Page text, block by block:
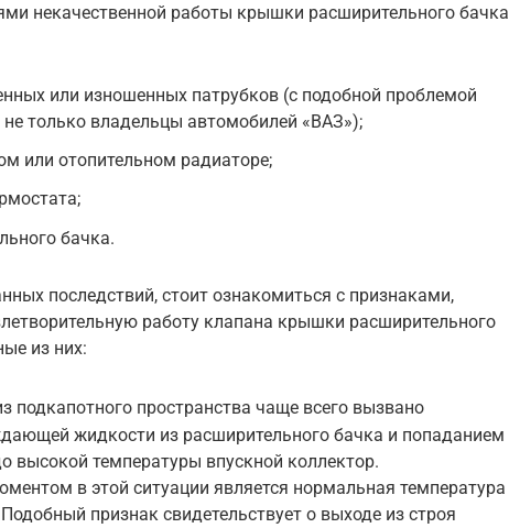
некачественной работы крышки расширительного бачка
или изношенных патрубков (с подобной проблемой
не только владельцы автомобилей «ВАЗ»);
или отопительном радиаторе;
бачка.
последствий, стоит ознакомиться с признаками,
работу клапана крышки расширительного
из них:
подкапотного пространства чаще всего вызвано
жидкости из расширительного бачка и попаданием
высокой температуры впускной коллектор.
в этой ситуации является нормальная температура
признак свидетельствует о выходе из строя